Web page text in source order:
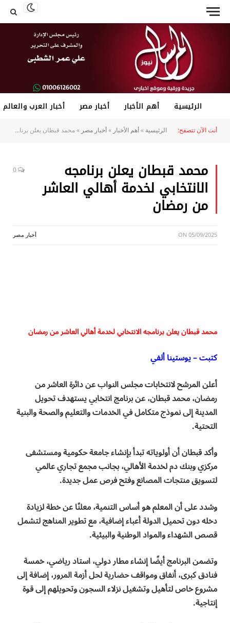
الرئيسية أهم الأخبار أخبار مصر
أخبار العرب والعالم
أنت الآن تتصفح:
الرئيسية»أهم الأخبار»أخبار مصر»محمد قبطان يعلن برنامجه الانتخابي لخدمة أهالي العاشر من رمضان
محمد قبطان يعلن برنامجه
الانتخابي لخدمة أهالي العاشر
من رمضان
ON05/09/2025 أخبار مصر
محمد قبطان يعلن برنامجه الانتخابي لخدمة أهالي العاشر من رمضان
كتبت – يوستينا ألفي
أعلن المرشح لانتخابات مجلس النواب عن دائرة العاشر من
رمضان، محمد قبطان، عن برنامج انتخابي يستهدف تحويل
المدينة إلى نموذج متكامل في الخدمات والتعليم والصحة والبنية
التحتية.
وأكد قبطان أن أولوياته تبدأ بإنشاء جامعة حكومية ومستشفى
مركزي وبنك دم لخدمة الأهالي، بجانب مجمع تجاري عالمي
لتسويق منتجات المصانع وفتح فرص عمل جديدة.
وشدد على أن المعلم هو أساس التنمية، معلنًا عن خطة لزيادة
دخله دون تحميل الدولة أعباء إضافية، مع تطوير المناهج لتشمل
قصص الشهداء والمواد الوطنية والبيئية.
وتضمن البرنامج أيضًا إنشاء مطار دولي، استاد رياضي، خمسة
فنادق كبرى، أنفاق ومواقف حضارية لحل أزمة المرور، إضافة إلى
مشروع خاص لتأهيل وتشغيل نزلاء السجون وتحويلهم إلى قوة
إنتاجية.